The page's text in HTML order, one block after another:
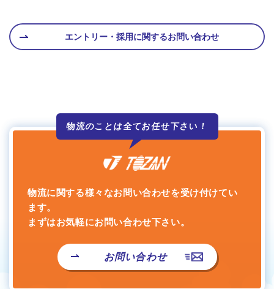
エントリー・採用に関するお問い合わせ
物流のことは全てお任せ下さい！
物流に関する様々なお問い合わせを受け付けてい
ます。
まずはお気軽にお問い合わせ下さい。
お問い合わせ